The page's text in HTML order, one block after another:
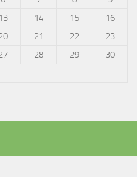
13 14 15
16
21 22
23
28 29
30